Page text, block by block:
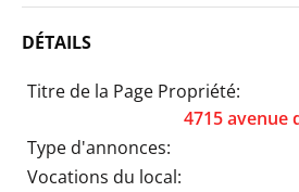
DÉTAILS
Titre de la Page Propriété:
4715 avenue
Type d'annonces:
Vocations du local: